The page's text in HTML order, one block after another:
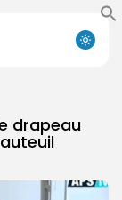
drapeau